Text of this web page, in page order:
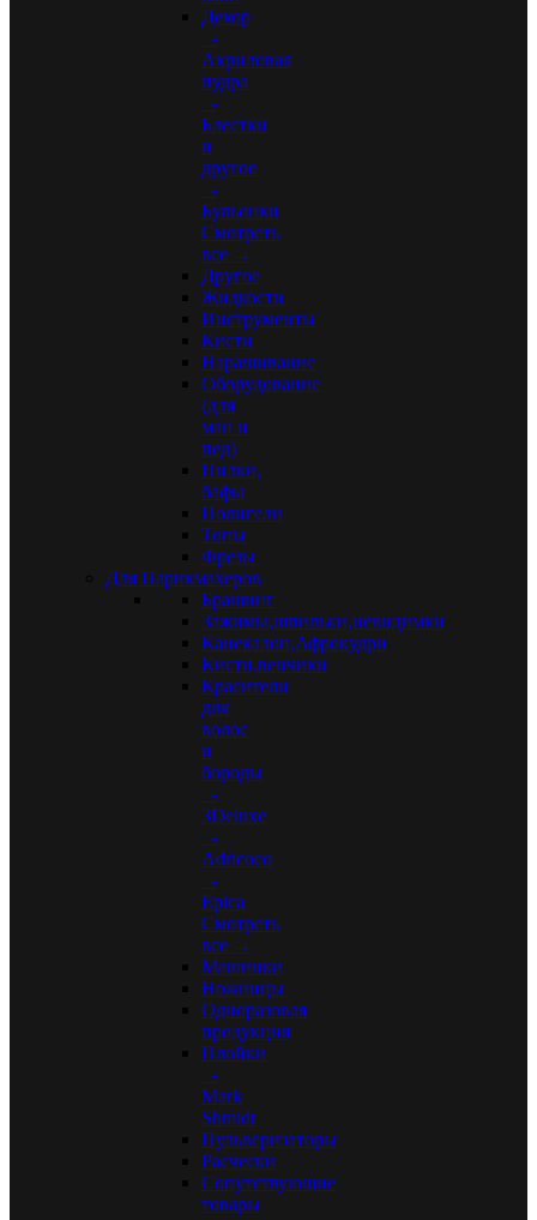
Декор
-
Акриловая
пудра
-
Блестки
и
другое
-
Бульонки
Смотреть
все →
Другое
Жидкости
Инструменты
Кисти
Наращивание
Оборудование
(для
ман и
пед)
Пилки,
бафы
Полигели
Топы
Фрезы
Для Парикмахеров
Брашинг
Зажимы,шпильки,невидимки
Канекалон,Афрокудри
Кисти,венчики
Красители
для
волос
и
бороды
-
3Deluxe
-
Adricoco
-
Epica
Смотреть
все →
Машинки
Ножницы
Одноразовая
продукция
Плойки
-
Mark
Shmidt
Пульверизаторы
Расчески
Сопутствующие
товары